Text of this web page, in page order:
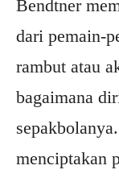
Bendtner
dari pemain-
rambut atau
bagaimana
menciptakan